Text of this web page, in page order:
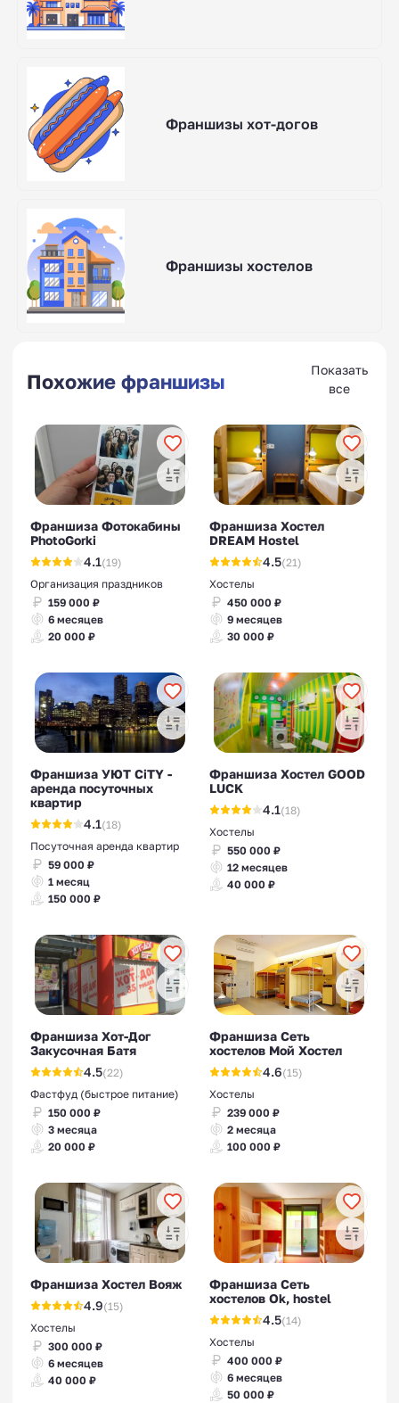
Франшизы хот-догов
Франшизы хостелов
Похожие франшизы
Показать
все
Франшиза Фотокабины
PhotoGorki
4.1(19)
Организация праздников
159 000 ₽
6 месяцев
20 000 ₽
Франшиза Хостел
DREAM Hostel
4.5(21)
Хостелы
450 000 ₽
9 месяцев
30 000 ₽
Франшиза УЮТ CiTY -
аренда посуточных
квартир
4.1(18)
Посуточная аренда квартир
59 000 ₽
1 месяц
150 000 ₽
Франшиза Хостел GOOD
LUCK
4.1(18)
Хостелы
550 000 ₽
12 месяцев
40 000 ₽
Франшиза Хот-Дог
Закусочная Батя
4.5(22)
Фастфуд (быстрое питание)
150 000 ₽
3 месяца
20 000 ₽
Франшиза Сеть
хостелов Мой Хостел
4.6(15)
Хостелы
239 000 ₽
2 месяца
100 000 ₽
Франшиза Хостел Вояж
4.9(15)
Хостелы
300 000 ₽
6 месяцев
40 000 ₽
Франшиза Сеть
хостелов Ok, hostel
4.5(14)
Хостелы
400 000 ₽
6 месяцев
50 000 ₽